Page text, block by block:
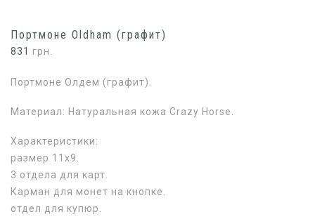
Портмоне Oldham (графит)
831 грн.
Портмоне Олдем (графит).
Материал: Натуральная кожа Crazy Horse.
Характеристики:
размер 11х9.
3 отдела для карт.
Карман для монет на кнопке.
отдел для купюр.